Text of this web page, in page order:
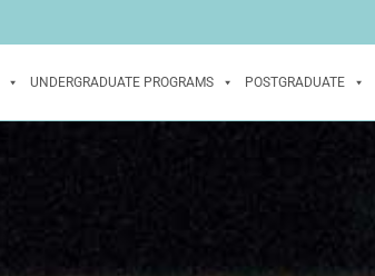
UNDERGRADUATE PROGRAMS POSTGRADUATE